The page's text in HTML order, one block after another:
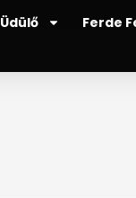
Üdülő Ferde